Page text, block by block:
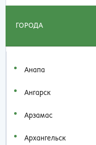
ГОРОДА
Анапа
Ангарск
Арзамас
Архангельск